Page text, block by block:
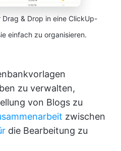
& Drop in eine ClickUp-
einfach zu organisieren.
zu verwalten,
von Blogs zu
zwischen
die Bearbeitung zu